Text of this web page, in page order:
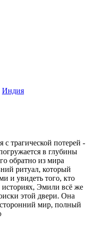
Индия
с трагической потерей -
в глубины
обратно из мира
ритуал, который
и увидеть того, кто
историях, Эмили всё же
этой двери. Она
мир, полный